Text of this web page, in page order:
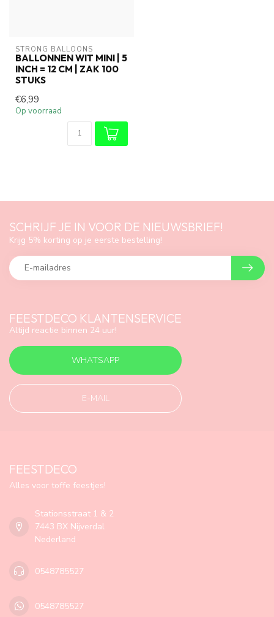
STRONG BALLOONS
BALLONNEN WIT MINI | 5
INCH = 12 CM | ZAK 100
STUKS
€6,99
Op voorraad
FEESTDECO KLANTENSERVICE
Altijd reactie binnen 24 uur!
WHATSAPP
E-MAIL
SCHRIJF JE IN VOOR DE NIEUWSBRIEF!
Krijg 5% korting op je eerste bestelling!
FEESTDECO
Alles voor toffe feestjes!
Stationsstraat 1 & 2
7443 BX Nijverdal
Nederland
0548785527
0548785527